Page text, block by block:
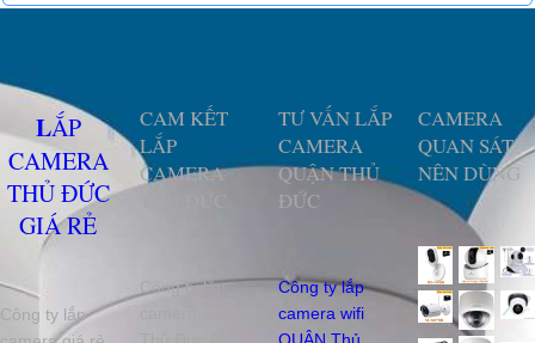
LẮP
CAMERA
THỦ ĐỨC
GIÁ RẺ
Công ty lắp
CAM KẾT
LẮP
CAMERA
Công ty lắp
TƯ VẤN LẮP
CAMERA
QUẬN THỦ
ĐỨC
Công ty lắp
camera wifi
QUẬN Thủ
CAMERA
QUAN SÁT
NÊN DÙNG